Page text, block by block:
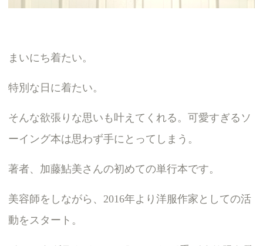
まいにち着たい。
特別な日に着たい。
そんな欲張りな思いも叶えてくれる。可愛すぎるソ
ーイング本は思わず手にとってしまう。
著者、加藤鮎美さんの初めての単行本です。
美容師をしながら、2016年より洋服作家としての活
動をスタート。